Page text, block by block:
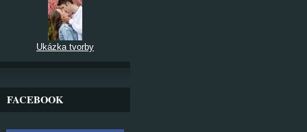
Ukázka tvorby
FACEBOOK